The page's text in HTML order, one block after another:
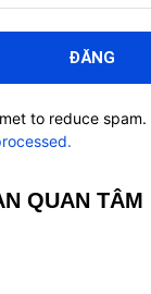
to reduce spam.
QUAN TÂM